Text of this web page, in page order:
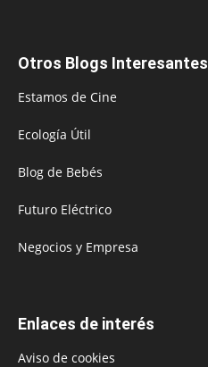
Otros Blogs Interesantes
Estamos de Cine
Ecología Útil
Blog de Bebés
Futuro Eléctrico
Negocios y Empresa
Enlaces de interés
Aviso de cookies